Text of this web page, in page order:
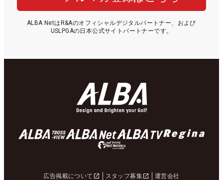
ALBA NetはR&Aのオフィシャルデジタルパートナー、および
USLPGAの日本公式サイトパートナーです。
広告掲載について スタッフ募集
運営会社